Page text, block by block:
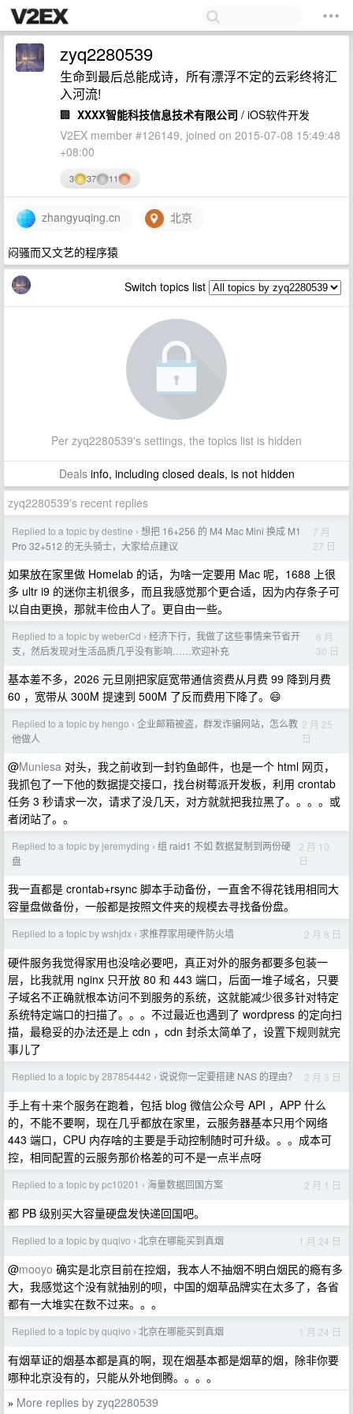
zyq2280539
生命到最后总能成诗，所有漂浮不定的云彩终将汇
入河流!
🏢 XXXX智能科技信息技术有限公司 / iOS软件开发
V2EX member #126149, joined on 2015-07-08 15:49:48
+08:00
3 37 11
zhangyuqing.cn 北京
闷骚而又文艺的程序猿
Switch topics list
Per zyq2280539's settings, the topics list is hidden
Dealsinfo, including closed deals, is not hidden
zyq2280539's recent replies
Replied to a topic by destine › 想把 16+256 的 M4 Mac Mini 换成 M1
Pro 32+512 的无头骑士，大家给点建议
7 月
27 日
如果放在家里做 Homelab 的话，为啥一定要用 Mac 呢，1688 上很
多 ultr i9 的迷你主机很多，而且我感觉那个更合适，因为内存条子可
以自由更换，那就丰俭由人了。更自由一些。
Replied to a topic by weberCd › 经济下行，我做了这些事情来节省开
支，然后发现对生活品质几乎没有影响……欢迎补充
6 月
30 日
基本差不多，2026 元旦刚把家庭宽带通信资费从月费 99 降到月费
60 ，宽带从 300M 提速到 500M 了反而费用下降了。😄
Replied to a topic by hengo › 企业邮箱被盗，群发诈骗网站，怎么教
他做人
2 月 25
日
@Muniesa 对头，我之前收到一封钓鱼邮件，也是一个 html 网页，
我抓包了一下他的数据提交接口，找台树莓派开发板，利用 crontab
任务 3 秒请求一次，请求了没几天，对方就就把我拉黑了。。。。或
者闭站了。。
Replied to a topic by jeremyding › 组 raid1 不如 数据复制到两份硬
盘
2 月 10
日
我一直都是 crontab+rsync 脚本手动备份，一直舍不得花钱用相同大
容量盘做备份，一般都是按照文件夹的规模去寻找备份盘。
Replied to a topic by wshjdx › 求推荐家用硬件防火墙 2 月 8 日
硬件服务我觉得家用也没啥必要吧，真正对外的服务都要多包装一
层，比我就用 nginx 只开放 80 和 443 端口，后面一堆子域名，只要
子域名不正确就根本访问不到服务的系统，这就能减少很多针对特定
系统特定端口的扫描了。。。不过最近也遇到了 wordpress 的定向扫
描，最稳妥的办法还是上 cdn ，cdn 封杀太简单了，设置下规则就完
事儿了
Replied to a topic by 287854442 › 说说你一定要搭建 NAS 的理由？ 2 月 3 日
手上有十来个服务在跑着，包括 blog 微信公众号 API ，APP 什么
的，不能不要啊，现在几乎都放在家里，云服务器基本只用个网络
443 端口，CPU 内存啥的主要是手动控制随时可升级。。。成本可
控，相同配置的云服务那价格差的可不是一点半点呀
Replied to a topic by pc10201 › 海量数据回国方案 2 月 1 日
都 PB 级别买大容量硬盘发快递回国吧。
Replied to a topic by quqivo › 北京在哪能买到真烟 1 月 24 日
@mooyo 确实是北京目前在控烟，我本人不抽烟不明白烟民的瘾有多
大，我感觉这个没有就抽别的呗，中国的烟草品牌实在太多了，各省
都有一大堆实在数不过来。。。
Replied to a topic by quqivo › 北京在哪能买到真烟 1 月 24 日
有烟草证的烟基本都是真的啊，现在烟基本都是烟草的烟，除非你要
哪种北京没有的，只能从外地倒腾。。。。
» More replies by zyq2280539